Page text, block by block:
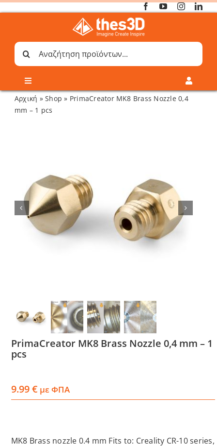
Μετάβαση
Αναζήτηση
για:
Toggle
Navigation
Services
Software
Blog
Toggle
Αρχική »Shop » PrimaCreator MK8 Brass Nozzle 0,4
mm – 1 pcs
PrimaCreator MK8 Brass Nozzle 0,4 mm – 1
pcs
9.99€ με ΦΠΑ
MK8 Brass nozzle 0.4 mm Fits to: Creality CR-10 series,